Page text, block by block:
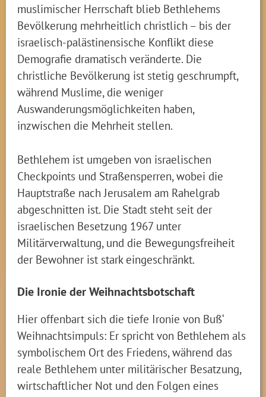
muslimischer Herrschaft blieb Bethlehems
Bevölkerung mehrheitlich christlich – bis der
israelisch-palästinensische Konflikt diese
Demografie dramatisch veränderte. Die
christliche Bevölkerung ist stetig geschrumpft,
während Muslime, die weniger
Auswanderungsmöglichkeiten haben,
inzwischen die Mehrheit stellen.
Bethlehem ist umgeben von israelischen
Checkpoints und Straßensperren, wobei die
Hauptstraße nach Jerusalem am Rahelgrab
abgeschnitten ist. Die Stadt steht seit der
israelischen Besetzung 1967 unter
Militärverwaltung, und die Bewegungsfreiheit
der Bewohner ist stark eingeschränkt.
Die Ironie der Weihnachtsbotschaft
Hier offenbart sich die tiefe Ironie von Buß‘
Weihnachtsimpuls: Er spricht von Bethlehem als
symbolischem Ort des Friedens, während das
reale Bethlehem unter militärischer Besatzung,
wirtschaftlicher Not und den Folgen eines